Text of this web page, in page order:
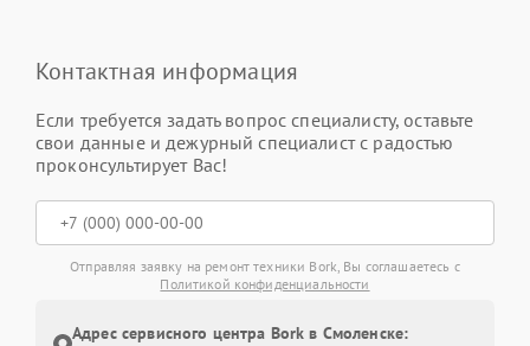
Контактная информация
Если требуется задать вопрос специалисту, оставьте
свои данные и дежурный специалист с радостью
проконсультирует Вас!
Отправляя заявку на ремонт техники Bork, Вы соглашаетесь с
Политикой конфиденциальности
Адрес сервисного центра Bork в Смоленске: